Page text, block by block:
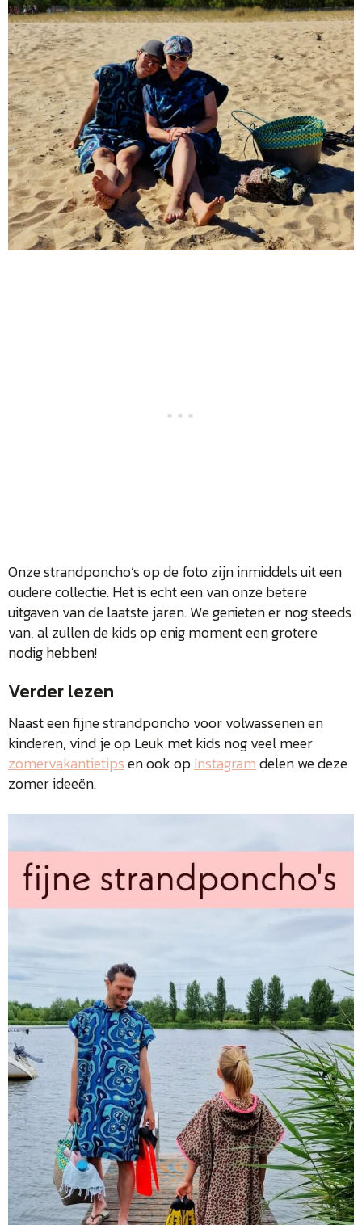
Onze strandponcho’s op de foto zijn inmiddels uit een
oudere collectie. Het is echt een van onze betere
uitgaven van de laatste jaren. We genieten er nog steeds
van, al zullen de kids op enig moment een grotere
nodig hebben!
Verder lezen
Naast een fijne strandponcho voor volwassenen en
kinderen, vind je op Leuk met kids nog veel meer
zomervakantietipsen ook opInstagramdelen we deze
zomer ideeën.